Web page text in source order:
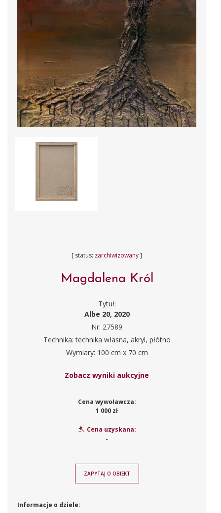
[ status: zarchiwizowany]
Magdalena Król
Tytuł:
Albe 20, 2020
Nr: 27589
Technika: technika własna, akryl, płótno
Wymiary: 100 cm x 70 cm
Zobacz wyniki aukcyjne
Cena wywoławcza:
1 000 zł
Cena uzyskana:
-
ZAPYTAJ O OBIEKT
Informacje o dziele: